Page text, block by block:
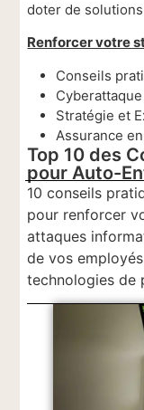
doter de
Renforcer votre
Conseils
Stratégie et
Assurance
Top 10 des
pour Auto-
10 conseils
pour renforcer
attaques
de vos
technologies de